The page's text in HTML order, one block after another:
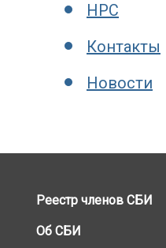
НРС
Контакты
Новости
Реестр членов СБИ
Об СБИ